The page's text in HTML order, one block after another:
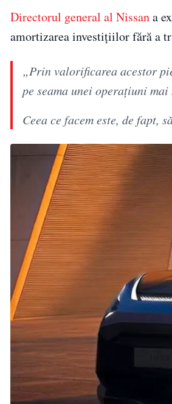
Directorul general al Nissana
amortizarea investițiilor fără a
„Prin valorificarea acestor
pe seama unei operațiuni mai
Ceea ce facem este, de fapt,